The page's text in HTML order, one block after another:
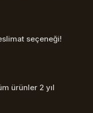
seçeneği!
ürünler 2 yıl